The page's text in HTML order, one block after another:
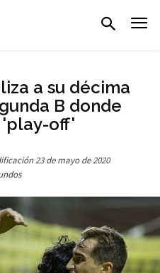
a su décima
B donde
off'
23 de mayo de 2020